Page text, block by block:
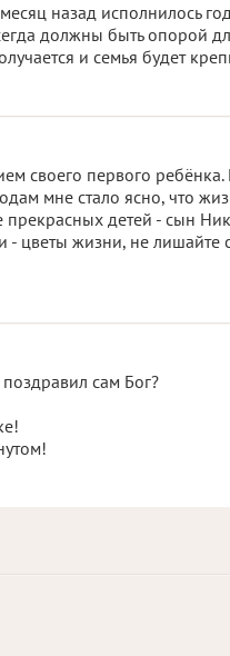
назад исполнилось
должны быть опорой
и семья будет
своего первого
мне стало ясно, что
прекрасных детей - сын
цветы жизни, не лишайте
сам Бог?